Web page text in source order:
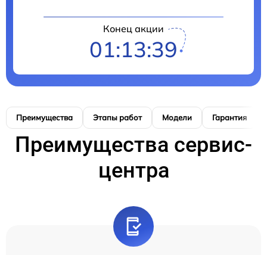
Конец акции
01:13:38
Преимущества Этапы работ Модели Гарантия
Преимущества сервис-
центра